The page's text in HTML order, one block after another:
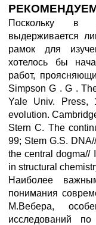
Поскольку в
выдерживается
рамок для
хотелось бы
работ,
Simpson G . G .
Yale Univ. Press,
evolution.
Stern C. The
99; Stem G.S.
the central dogma//
in structural
Наиболее
понимания
М.Вебера,
исследований по